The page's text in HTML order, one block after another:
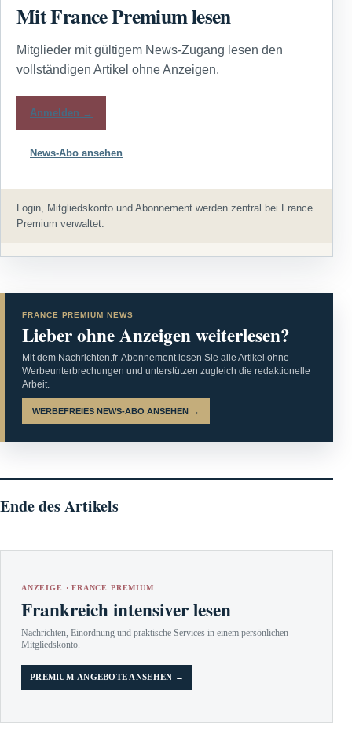
Mit France Premium lesen
Mitglieder mit gültigem News-Zugang lesen den
vollständigen Artikel ohne Anzeigen.
Anmelden →
News-Abo ansehen
Login, Mitgliedskonto und Abonnement werden zentral bei France
Premium verwaltet.
FRANCE PREMIUM NEWS
Lieber ohne Anzeigen weiterlesen?
Mit dem Nachrichten.fr-Abonnement lesen Sie alle Artikel ohne
Werbeunterbrechungen und unterstützen zugleich die redaktionelle
Arbeit.
WERBEFREIES NEWS-ABO ANSEHEN →
Ende des Artikels
ANZEIGE · FRANCE PREMIUM
Frankreich intensiver lesen
Nachrichten, Einordnung und praktische Services in einem persönlichen
Mitgliedskonto.
PREMIUM-ANGEBOTE ANSEHEN →